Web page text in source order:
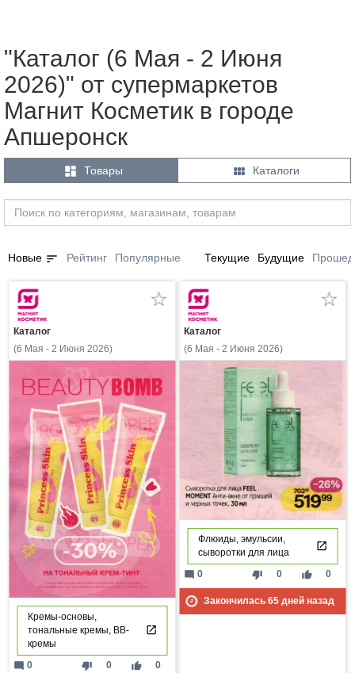
"Каталог (6 Мая - 2 Июня
2026)" от супермаркетов
Магнит Косметик в городе
Апшеронск
 Товары  Каталоги
Новые sort Рейтинг Популярные Текущие Будущие
Каталог
(6 Мая - 2 Июня 2026)
Кремы-основы,
тональные кремы, ВВ-
кремы
thumb_down 0 thumb_up 0
mode_comment 0
Каталог
(6 Мая - 2 Июня 2026)
Флюиды, эмульсии,
сыворотки для лица
thumb_down 0 thumb_up 0
mode_comment 0
Закончилась 65дней назад